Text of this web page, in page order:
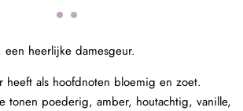
een heerlijke damesgeur.
heeft als hoofdnoten bloemig en zoet.
tonen poederig, amber, houtachtig, vanille,